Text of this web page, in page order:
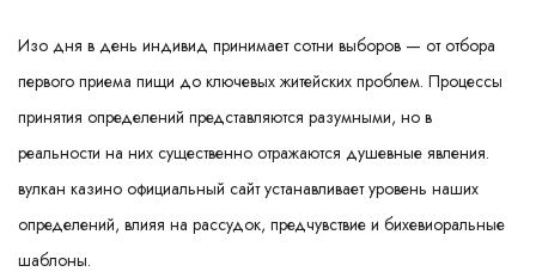
Изо дня в день индивид принимает сотни выборов — от отбора
первого приема пищи до ключевых житейских проблем. Процессы
принятия определений представляются разумными, но в
реальности на них существенно отражаются душевные явления.
вулкан казино официальный сайтустанавливает уровень наших
определений, влияя на рассудок, предчувствие и бихевиоральные
шаблоны.